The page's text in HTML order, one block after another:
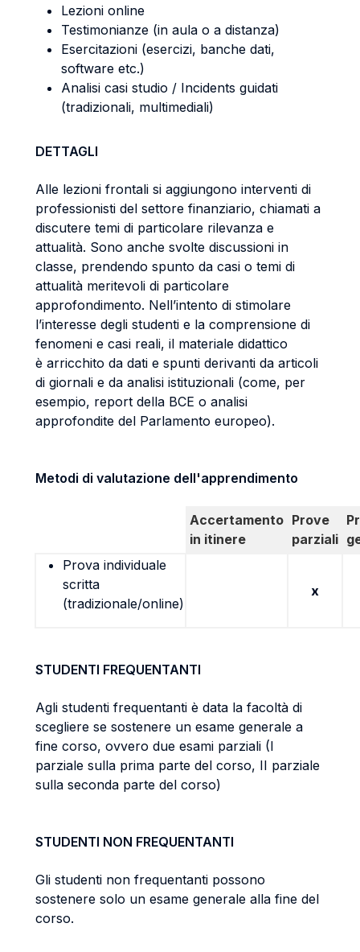
Lezioni online
Testimonianze (in aula o a distanza)
Esercitazioni (esercizi, banche dati,
software etc.)
Analisi casi studio / Incidents guidati
(tradizionali, multimediali)
DETTAGLI
Alle lezioni frontali si aggiungono interventi di
professionisti del settore finanziario, chiamati a
discutere temi di particolare rilevanza e
attualità. Sono anche svolte discussioni in
classe, prendendo spunto da casi o temi di
attualità meritevoli di particolare
approfondimento. Nell’intento di stimolare
l’interesse degli studenti e la comprensione di
fenomeni e casi reali, il materiale didattico
è arricchito da dati e spunti derivanti da articoli
di giornali e da analisi istituzionali (come, per
esempio, report della BCE o analisi
approfondite del Parlamento europeo).
Metodi di valutazione dell'apprendimento
Accertamento
in itinere
Prove
parziali
Prova individuale
scritta
(tradizionale/online)
x
STUDENTI FREQUENTANTI
Agli studenti frequentanti è data la facoltà di
scegliere se sostenere un esame generale a
fine corso, ovvero due esami parziali (I
parziale sulla prima parte del corso, II parziale
sulla seconda parte del corso)
STUDENTI NON FREQUENTANTI
Gli studenti non frequentanti possono
sostenere solo un esame generale alla fine del
corso.